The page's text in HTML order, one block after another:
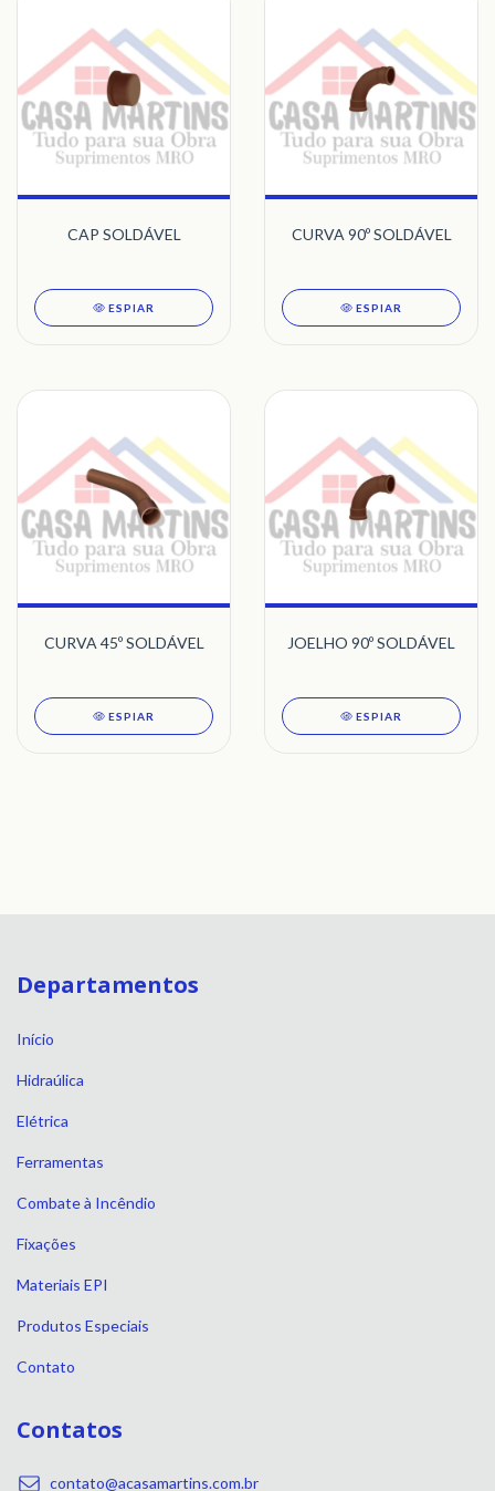
CAP SOLDÁVEL
ESPIAR
CURVA 90º SOLDÁVEL
ESPIAR
CURVA 45º SOLDÁVEL
ESPIAR
JOELHO 90º SOLDÁVEL
ESPIAR
Departamentos
Início
Hidraúlica
Elétrica
Ferramentas
Combate à Incêndio
Fixações
Materiais EPI
Produtos Especiais
Contato
Contatos
contato@acasamartins.com.br